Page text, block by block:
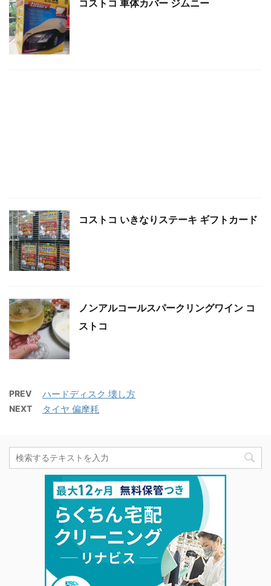
コストコ 車体カバー ジムニー
コストコ いきなりステーキ ギフトカード
ノンアルコールスパークリングワイン コ
ストコ
PREV ハードディスク 壊し方
NEXT タイヤ 偏摩耗